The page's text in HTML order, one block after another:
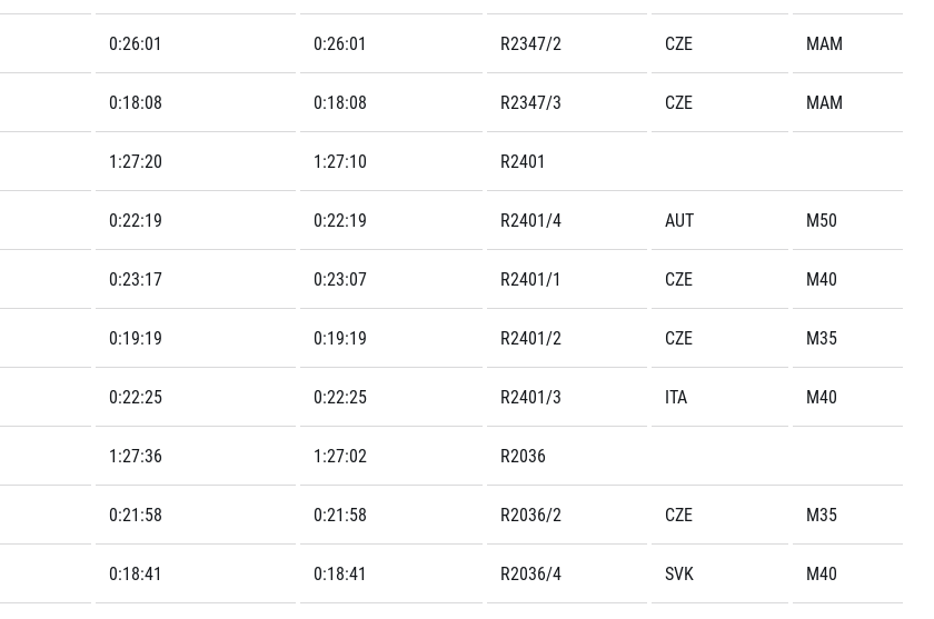
0:26:01 0:26:01 R2347/2 CZE MAM
0:18:08 0:18:08 R2347/3 CZE MAM
1:27:20 1:27:10 R2401
0:22:19 0:22:19 R2401/4 AUT M50
0:23:17 0:23:07 R2401/1 CZE M40
0:19:19 0:19:19 R2401/2 CZE M35
0:22:25 0:22:25 R2401/3 ITA M40
1:27:36 1:27:02 R2036
0:21:58 0:21:58 R2036/2 CZE M35
0:18:41 0:18:41 R2036/4 SVK M40